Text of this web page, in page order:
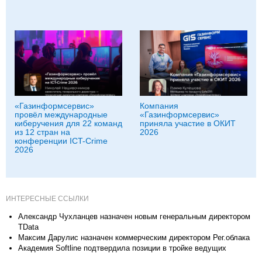
«Газинформсервис»
провёл международные
киберучения для 22 команд
из 12 стран на
конференции ICT-Crime
2026
Компания
«Газинформсервис»
приняла участие в ОКИТ
2026
ИНТЕРЕСНЫЕ ССЫЛКИ
Александр Чухланцев назначен новым генеральным директором
TData
Максим Дарулис назначен коммерческим директором Рег.облака
Академия Softline подтвердила позиции в тройке ведущих